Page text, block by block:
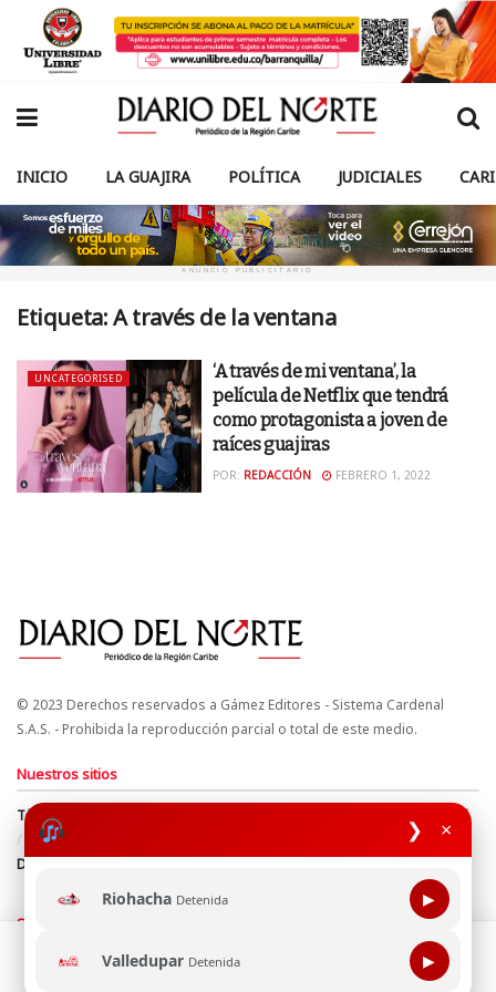
❯ ×
Riohacha Detenida ▶
Valledupar Detenida ▶
INICIO LA GUAJIRA POLÍTICA JUDICIALES
ANUNCIO PUBLICITARIO
Etiqueta:A través de la ventana
UNCATEGORISED
‘A través de mi ventana’, la
película de Netflix que tendrá
como protagonista a joven de
raíces guajiras
POR: REDACCIÓN FEBRERO 1, 2022
© 2023 Derechos reservados a Gámez Editores - Sistema Cardenal
S.A.S. - Prohibida la reproducción parcial o total de este medio.
Nuestros sitios
Términos y Condiciones
Derechos de Autor y Propiedad Intelectual
Política de uso de cookies
Política de Tratamiento de Datos
Directrices Editoriales
Síguenos
Esta página web usa cookie para mejorar tu experiencia de
navegación, al continuar aceptas nuestra política de uso de